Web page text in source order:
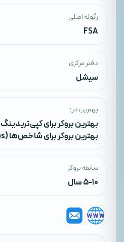
رگوله اصلی
FSA
دفتر مرکزی
سیشل
بهترین در:
بهترین بروکر برای
بهترین بروکر برای شاخص‌ها (Indices)
سابقه بروکر
5-10 سال